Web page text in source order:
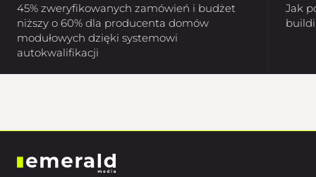
45% zweryfikowanych zamówień i budżet
niższy o 60% dla producenta domów
modułowych dzięki systemowi
autokwalifikacji
Jak